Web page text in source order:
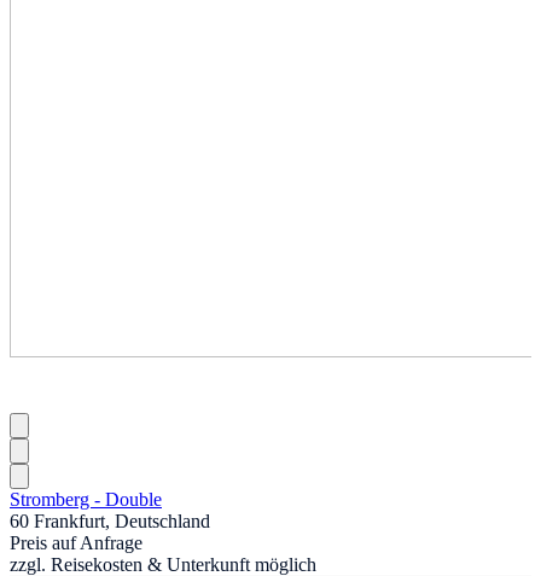
Stromberg - Double
60 Frankfurt, Deutschland
Preis auf Anfrage
zzgl. Reisekosten & Unterkunft möglich